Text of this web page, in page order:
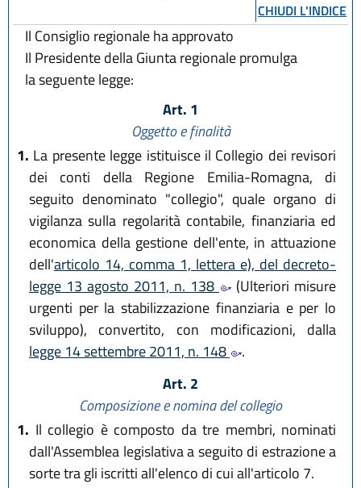
CHIUDI L'INDICE
Il Consiglio regionale ha approvato
Il Presidente della Giunta regionale promulga
la seguente legge:
Art. 1
Oggetto e finalità
1. La presente legge istituisce il Collegio dei revisori
dei conti della Regione Emilia-Romagna, di
seguito denominato "collegio", quale organo di
vigilanza sulla regolarità contabile, finanziaria ed
economica della gestione dell'ente, in attuazione
dell'articolo 14, comma 1, lettera e), del decreto-
legge 13 agosto 2011, n. 138
(Ulteriori misure
urgenti per la stabilizzazione finanziaria e per lo
sviluppo), convertito, con modificazioni, dalla
legge 14 settembre 2011, n. 148
.
Art. 2
Composizione e nomina del collegio
1. Il collegio è composto da tre membri, nominati
dall'Assemblea legislativa a seguito di estrazione a
sorte tra gli iscritti all'elenco di cui all'articolo 7.